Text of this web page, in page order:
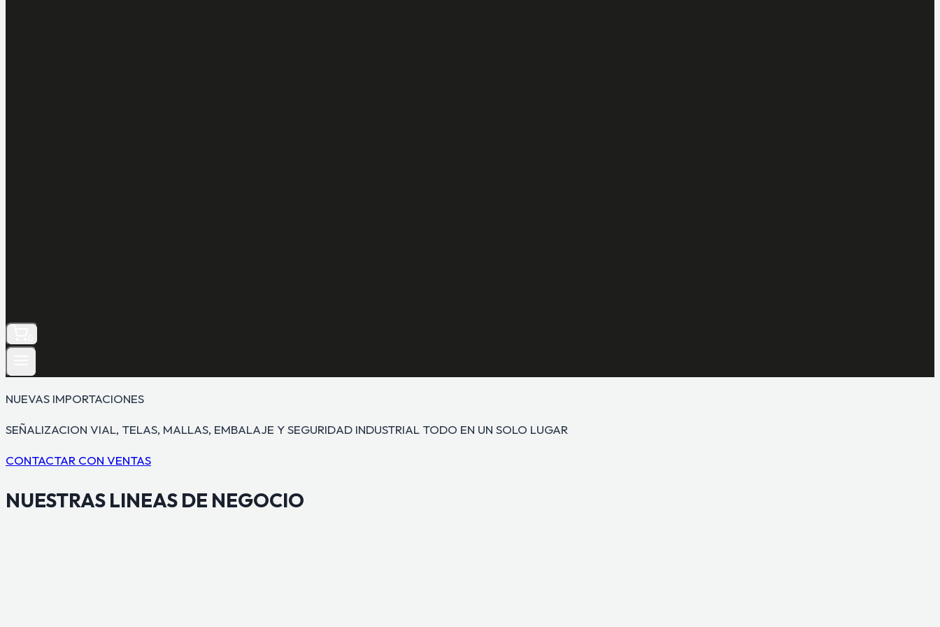
NUEVAS IMPORTACIONES
SEÑALIZACION VIAL, TELAS, MALLAS, EMBALAJE Y SEGURIDAD INDUSTRIAL TODO EN UN SOLO LUGAR
CONTACTAR CON VENTAS
NUESTRAS LINEAS DE NEGOCIO